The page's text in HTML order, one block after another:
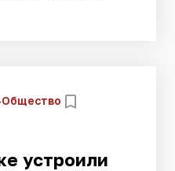
Общество
устроили